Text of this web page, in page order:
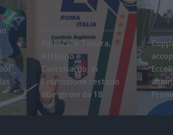
Ripescate Tonara,
Atl Bono e
Castelsardo, in
Promozione restano
due gironi da 18